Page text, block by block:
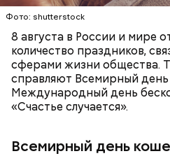
Фото: shutterstock
8 августа в России и мире
количество праздников,
сферами жизни общества.
справляют Всемирный
Международный день
«Счастье случается».
Всемирный день